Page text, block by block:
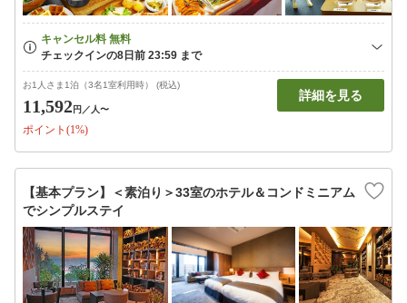
お1人さま1泊（3名1室利用時） (税込)
11,592円 ／人〜
ポイント(1%)
詳細を見る
【基本プラン】＜素泊り＞33室のホテル＆コンドミニアム
でシンプルステイ